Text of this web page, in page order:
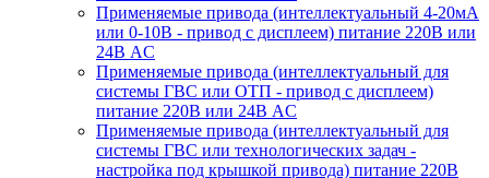
Применяемые привода (интеллектуальный 4-20мА
или 0-10В - привод с дисплеем) питание 220В или
24В AC
Применяемые привода (интеллектуальный для
системы ГВС или ОТП - привод с дисплеем)
питание 220В или 24В AC
Применяемые привода (интеллектуальный для
системы ГВС или технологических задач -
настройка под крышкой привода) питание 220В